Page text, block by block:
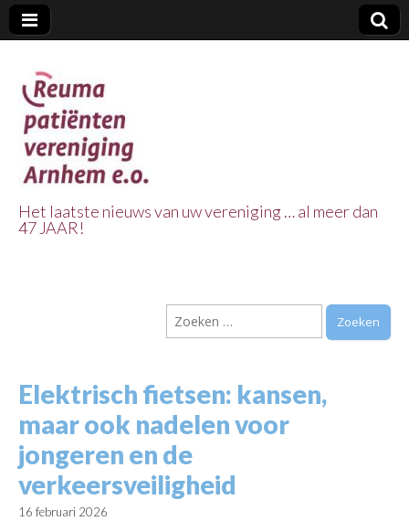
Vereniging
Arnhem e.o.
Het laatste nieuws van uw vereniging … al meer dan
47 JAAR!
Zoeken
naar:
Elektrisch fietsen: kansen,
maar ook nadelen voor
jongeren en de
verkeersveiligheid
16 februari 2026